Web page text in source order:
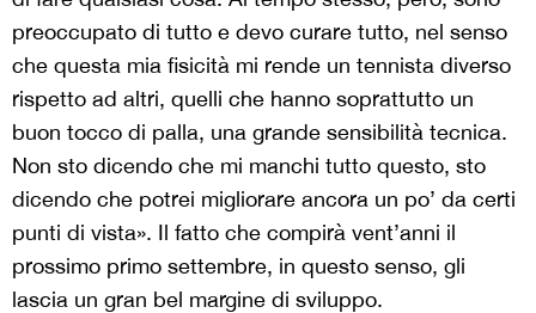
preoccupato di tutto e devo curare tutto, nel senso
che questa mia fisicità mi rende un tennista diverso
rispetto ad altri, quelli che hanno soprattutto un
buon tocco di palla, una grande sensibilità tecnica.
Non sto dicendo che mi manchi tutto questo, sto
dicendo che potrei migliorare ancora un po’ da certi
punti di vista». Il fatto che compirà vent’anni il
prossimo primo settembre, in questo senso, gli
lascia un gran bel margine di sviluppo.